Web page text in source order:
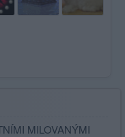
MILOVANÝMI